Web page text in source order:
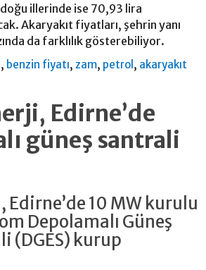
illerinde ise 70,93 lira
Akaryakıt fiyatları, şehrin yanı
da farklılık gösterebiliyor.
, benzin fiyatı, zam, petrol , akaryakıt
Edirne’de
güneş santrali
Edirne’de 10 MW kurulu
Depolamalı Güneş
(DGES) kurup